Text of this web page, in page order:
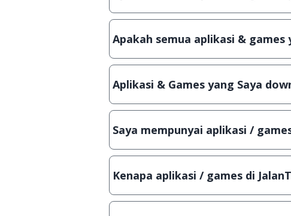
Ya, JalanTikus hanya membagikan
Apakah semua aplikasi &
Ya, JalanTikus selalu melakukan
Aplikasi & Games yang Saya
Meskipun dibagikan secara gratis,
Saya mempunyai aplikasi /
Tentu saja bisa. Silahkan kirim email
Kenapa aplikasi / games di
Demi menjaga kualitas aplikasi dan